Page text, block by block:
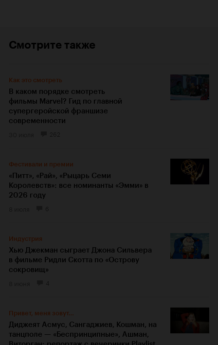
Смотрите также
Как это смотреть
В каком порядке смотреть
фильмы Marvel? Гид по главной
супергеройской франшизе
современности
Фестивали и премии
«Питт», «Рай», «Рыцарь Семи
Королевств»: все номинанты «Эмми» в
2026 году
Индустрия
Хью Джекман сыграет Джона Сильвера
в фильме Ридли Скотта по «Острову
сокровищ»
Привет, меня зовут…
Диджеят Асмус, Сангаджиев, Кошман, на
танцполе — «Беспринципные», Ашман,